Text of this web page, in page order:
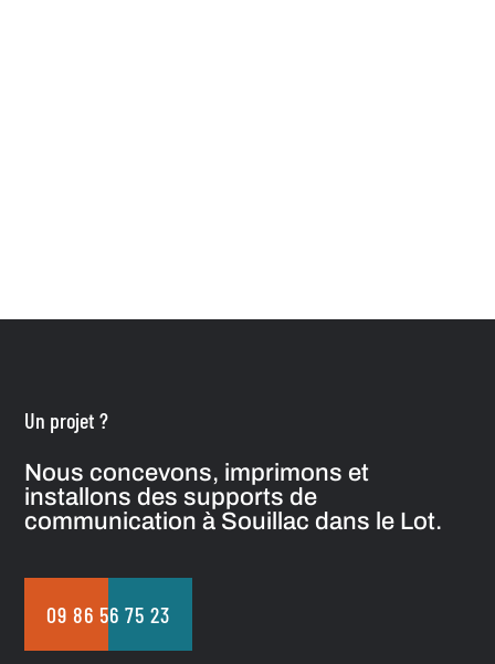
Un projet ?
Nous concevons, imprimons et
installons des supports de
communication à Souillac dans le Lot.
09 86 56 75 23